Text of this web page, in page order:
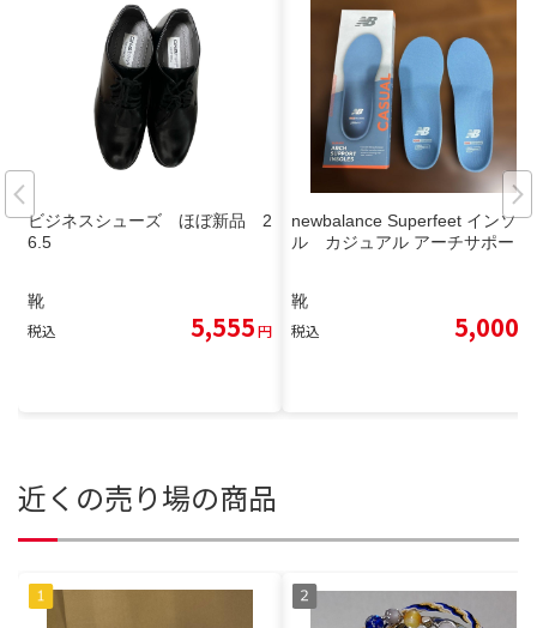
ビジネスシューズ ほぼ新品 2
6.5
靴
税込 5,555円
newbalance Superfeet インソー
ル カジュアル アーチサポート
靴
税込 5,000
近くの売り場の商品